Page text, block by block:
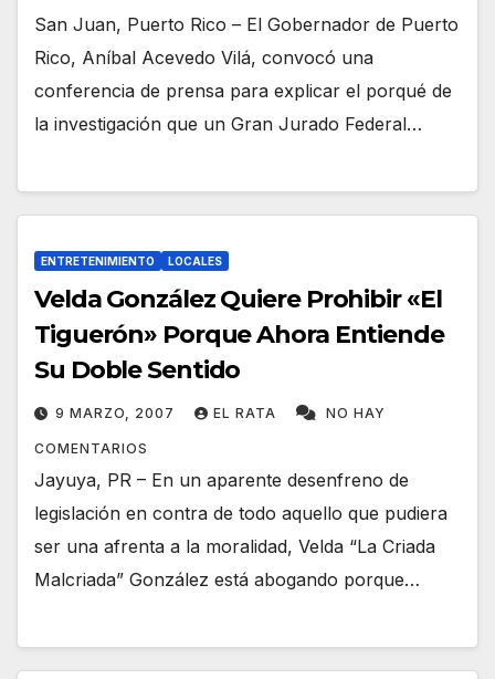
San Juan, Puerto Rico – El Gobernador de Puerto
Rico, Aníbal Acevedo Vilá, convocó una
conferencia de prensa para explicar el porqué de
la investigación que un Gran Jurado Federal…
ENTRETENIMIENTO LOCALES
Velda González Quiere Prohibir «El
Tiguerón» Porque Ahora Entiende
Su Doble Sentido
9 MARZO, 2007 EL RATA NO HAY
COMENTARIOS
Jayuya, PR – En un aparente desenfreno de
legislación en contra de todo aquello que pudiera
ser una afrenta a la moralidad, Velda “La Criada
Malcriada” González está abogando porque…